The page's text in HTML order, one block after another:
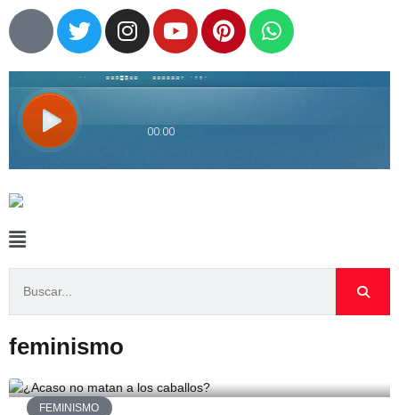
feminismo
FEMINISMO